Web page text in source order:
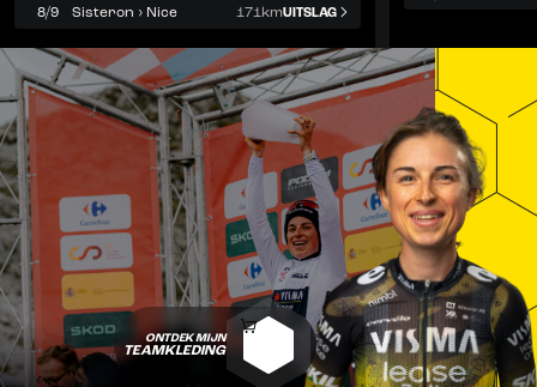
8/9
Sisteron › Nice 171kmUITSLAG
ONTDEK MIJN
TEAMKLEDING